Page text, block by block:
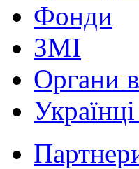
Фонди
ЗМІ
Органи